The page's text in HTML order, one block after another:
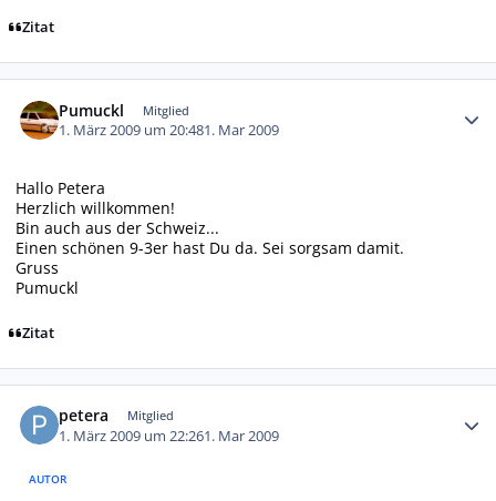
Zitat
Pumuckl Mitglied
1. März 2009 um 20:481. Mar 2009
Hallo Petera
Herzlich willkommen!
Bin auch aus der Schweiz...
Einen schönen 9-3er hast Du da. Sei sorgsam damit.
Gruss
Pumuckl
Zitat
petera Mitglied
1. März 2009 um 22:261. Mar 2009
AUTOR